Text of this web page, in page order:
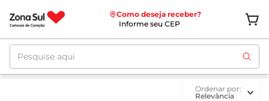
Como deseja receber?
Informe seu CEP
Pesquise aqui
ordenar por
Relevância